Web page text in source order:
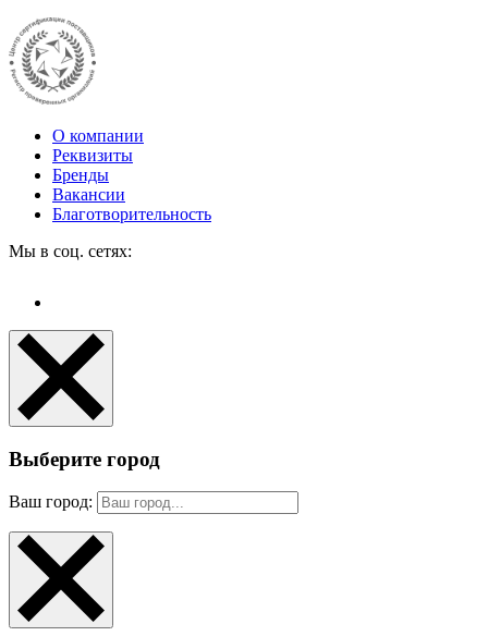
О компании
Реквизиты
Бренды
Вакансии
Благотворительность
Мы в соц. сетях:
Выберите город
Ваш город: